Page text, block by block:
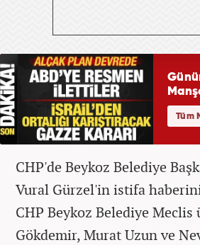
CHP'de Beykoz Belediye
Vural Gürzel'in istifa
CHP Beykoz Belediye
Gökdemir, Murat Uzun ve